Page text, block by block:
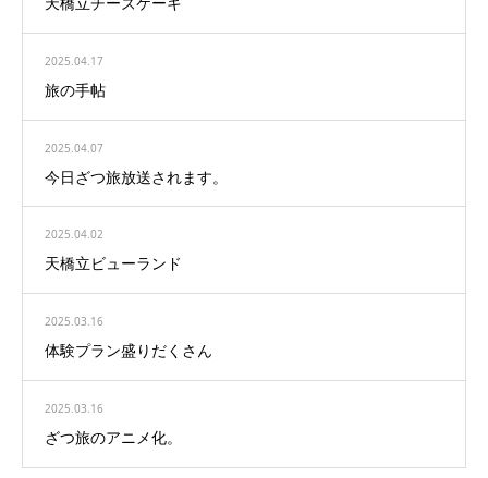
2025.04.17
旅の手帖
2025.04.07
今日ざつ旅放送されます。
2025.04.02
天橋立ビューランド
2025.03.16
体験プラン盛りだくさん
2025.03.16
ざつ旅のアニメ化。